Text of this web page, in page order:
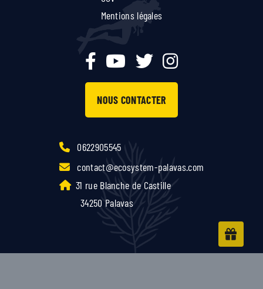
Mentions légales
NOUS CONTACTER
0622905545
contact@ecosystem-palavas.com
31 rue Blanche de Castille
34250 Palavas